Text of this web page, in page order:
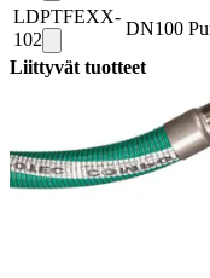
LDPTFEXX-
102
DN100
Liittyvät tuotteet